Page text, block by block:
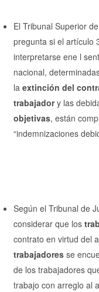
El Tribunal Superior
pregunta si el artículo
interpretarse ene l
nacional,
la extinción del
trabajadory las
objetivas, están
“indemnizaciones
Según el Tribunal de
considerar que los
contrato en virtud del
trabajadoresse
de los trabajadores
trabajo con arreglo al